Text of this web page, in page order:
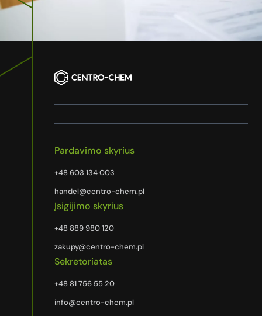
Pardavimo skyrius
+48 603 134 003
handel@centro-chem.pl
Įsigijimo skyrius
+48 889 980 120
zakupy@centro-chem.pl
Sekretoriatas
+48 81 756 55 20
info@centro-chem.pl